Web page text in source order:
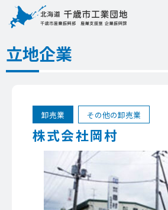
立地企業
卸売業 その他の卸売業
株式会社岡村